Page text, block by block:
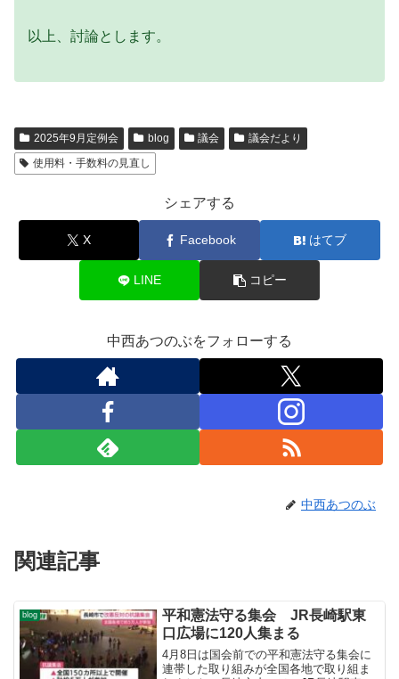
以上、討論とします。
2025年9月定例会 blog 議会
議会だより
使用料・手数料の見直し
シェアする
X Facebook はてブ
LINE コピー
中西あつのぶをフォローする
中西あつのぶ
関連記事
blog
平和憲法守る集会 JR長崎駅東
口広場に120人集まる
4月8日は国会前での平和憲法守る集会に
連帯した取り組みが全国各地で取り組ま